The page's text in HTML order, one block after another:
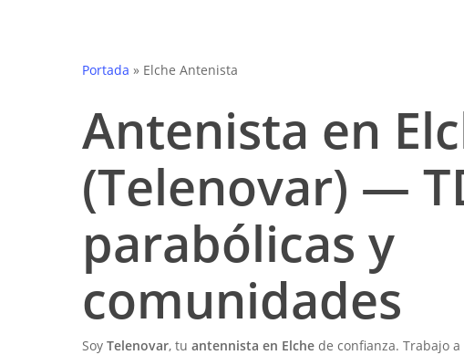
Portada » Elche Antenista
Antenista en
(Telenovar) —
parabólicas y
comunidades
SoyTelenovar, tuantennista en Elche de confianza. Trabajo